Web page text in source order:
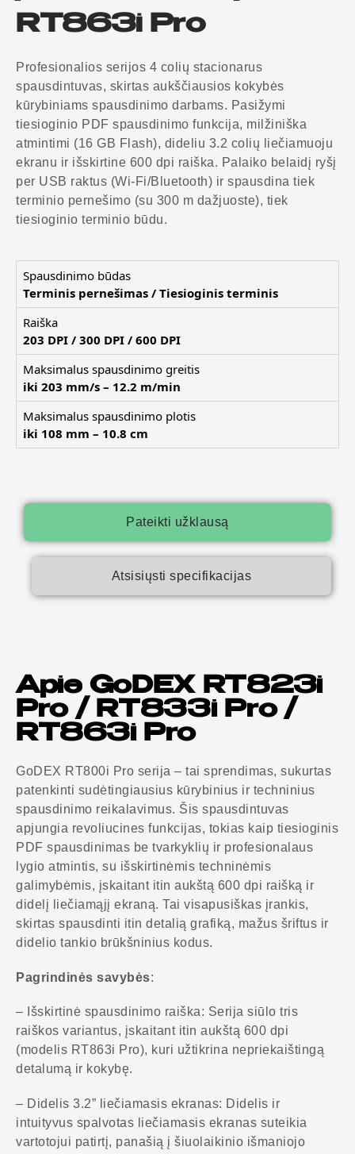
RT863i Pro
Profesionalios serijos 4 colių stacionarus
spausdintuvas, skirtas aukščiausios kokybės
kūrybiniams spausdinimo darbams. Pasižymi
tiesioginio PDF spausdinimo funkcija, milžiniška
atmintimi (16 GB Flash), dideliu 3.2 colių liečiamuoju
ekranu ir išskirtine 600 dpi raiška. Palaiko belaidį ryšį
per USB raktus (Wi-Fi/Bluetooth) ir spausdina tiek
terminio pernešimo (su 300 m dažjuoste), tiek
tiesioginio terminio būdu.
Spausdinimo būdas
Terminis pernešimas / Tiesioginis terminis
Raiška
203 DPI / 300 DPI / 600 DPI
Maksimalus spausdinimo greitis
iki 203 mm/s – 12.2 m/min
Maksimalus spausdinimo plotis
iki 108 mm – 10.8 cm
Pateikti užklausą
Atsisiųsti specifikacijas
Apie GoDEX RT823i
Pro / RT833i Pro /
RT863i Pro
GoDEX RT800i Pro serija – tai sprendimas, sukurtas
patenkinti sudėtingiausius kūrybinius ir techninius
spausdinimo reikalavimus. Šis spausdintuvas
apjungia revoliucines funkcijas, tokias kaip tiesioginis
PDF spausdinimas be tvarkyklių ir profesionalaus
lygio atmintis, su išskirtinėmis techninėmis
galimybėmis, įskaitant itin aukštą 600 dpi raišką ir
didelį liečiamąjį ekraną. Tai visapusiškas įrankis,
skirtas spausdinti itin detalią grafiką, mažus šriftus ir
didelio tankio brūkšninius kodus.
Pagrindinės savybės:
– Išskirtinė spausdinimo raiška: Serija siūlo tris
raiškos variantus, įskaitant itin aukštą 600 dpi
(modelis RT863i Pro), kuri užtikrina nepriekaištingą
detalumą ir kokybę.
– Didelis 3.2” liečiamasis ekranas: Didelis ir
intuityvus spalvotas liečiamasis ekranas suteikia
vartotojui patirtį, panašią į šiuolaikinio išmaniojo